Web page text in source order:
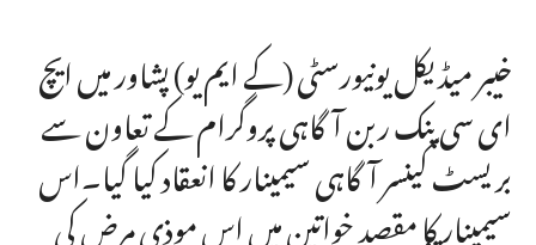
خیبر میڈیکل یونیورسٹی (کے ایم یو) پشاور میں ایچ
ای سی پنک ربن آگاہی پروگرام کے تعاون سے
بریسٹ کینسر آگاہی سیمینار کا انعقاد کیا گیا۔اس
سیمینار کا مقصد خواتین میں اس موذی مرض کی